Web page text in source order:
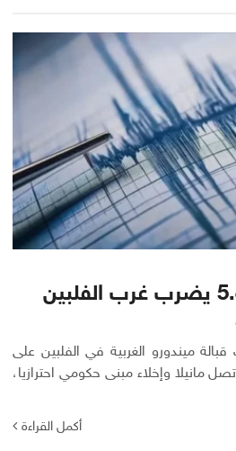
عاجل زلزال بقوة 5.8 يضرب غرب الفلبين
يضرب قبالة ميندورو الغربية في الفلبين على
تصل مانيلا وإخلاء مبنى حكومي احترازيا،
أكمل القراءة